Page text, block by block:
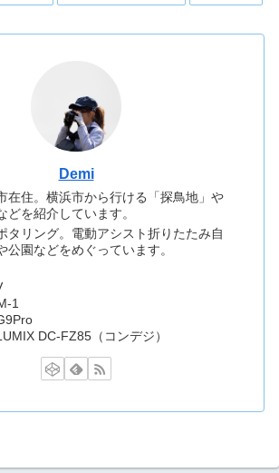
Demi
在住。横浜市から行ける「探鳥地」や
どを紹介しています。
タリング。電動アシスト折りたたみ自
公園などをめぐっています。
1
DC-FZ85（コンデジ）